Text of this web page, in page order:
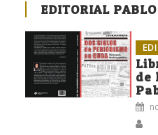
EDITORIAL PABLO
de